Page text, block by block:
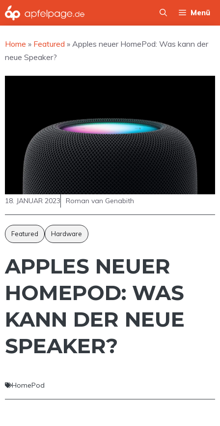
Zum
Inhalt
Menü
Home » Featured » Apples neuer HomePod: Was kann der
neue Speaker?
18. JANUAR 2023 Roman van Genabith
Featured Hardware
APPLES NEUER
HOMEPOD: WAS
KANN DER NEUE
SPEAKER?
HomePod